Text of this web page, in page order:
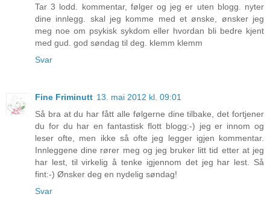
Tar 3 lodd. kommentar, følger og jeg er uten blogg. nyter
dine innlegg. skal jeg komme med et ønske, ønsker jeg
meg noe om psykisk sykdom eller hvordan bli bedre kjent
med gud. god søndag til deg. klemm klemm
Svar
Fine Friminutt 13. mai 2012 kl. 09:01
Så bra at du har fått alle følgerne dine tilbake, det fortjener
du for du har en fantastisk flott blogg:-) jeg er innom og
leser ofte, men ikke så ofte jeg legger igjen kommentar.
Innleggene dine rører meg og jeg bruker litt tid etter at jeg
har lest, til virkelig å tenke igjennom det jeg har lest. Så
fint:-) Ønsker deg en nydelig søndag!
Svar